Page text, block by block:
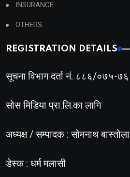
INSURANCE
OTHERS
REGISTRATION DETAILS
सूचना विभाग दर्ता नं. ८८६/०७५-७६
सोस मिडिया प्रा.लि.का लागि
अध्यक्ष / सम्पादक : सोमनाथ बास्तोला
डेस्क : धर्म मलासी